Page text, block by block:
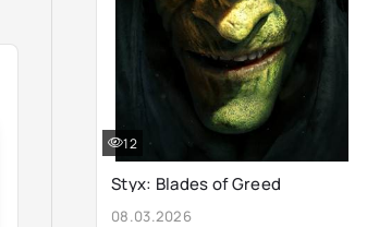
Styx: Blades of Greed
08.03.2026
12